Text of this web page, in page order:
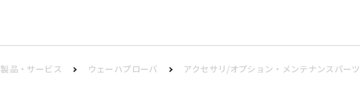
製品・サービス ウェーハプローバ アクセサリ/オプション・メンテナンスパーツ